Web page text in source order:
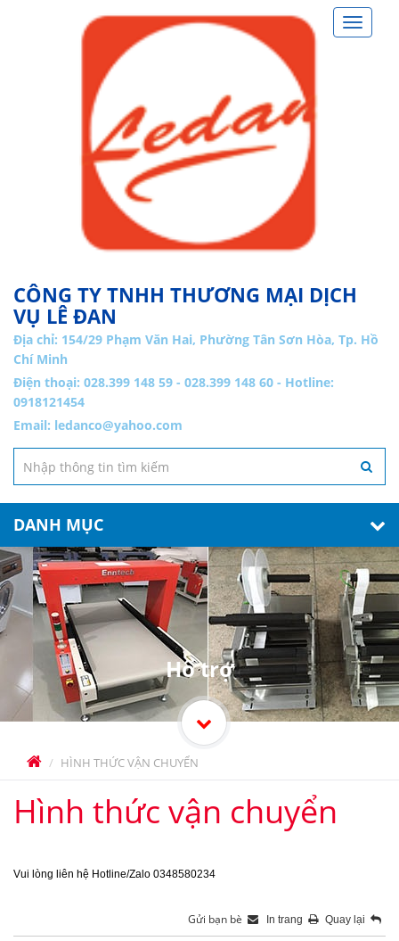
Toggle
CÔNG TY TNHH THƯƠNG MẠI DỊCH
VỤ LÊ ĐAN
Địa chỉ: 154/29 Phạm Văn Hai, Phường Tân Sơn Hòa, Tp. Hồ
Chí Minh
Điện thoại: 028.399 148 59 - 028.399 148 60 - Hotline:
0918121454
Email: ledanco@yahoo.com
DANH MỤC
HÌNH THỨC VẬN CHUYỂN
Hổ trợ
Hình thức vận chuyển
Vui lòng liên hệ Hotline/Zalo 0348580234
Gửi bạn bè In trang Quay lại